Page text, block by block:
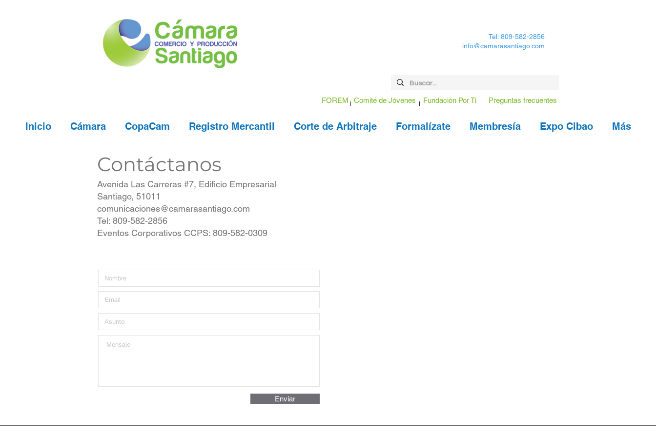
Tel: 809-582-2856
info@camarasantiago.com
FOREM Comité de Jóvenes Fundación Por Ti Preguntas frecuentes
Inicio Cámara CopaCam Registro Mercantil Corte de Arbitraje Formalízate Membresía Expo Cibao Más
Contáctanos
Avenida Las Carreras #7, Edificio Empresarial
Santiago, 51011
comunicaciones@camarasantiago.com
Tel: 809-582-2856
Eventos Corporativos CCPS: 809-582-0309
Enviar